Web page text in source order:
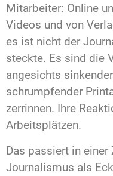
Mitarbeiter: Online
Videos und von
es ist nicht der
steckte. Es sind die
angesichts
schrumpfender
zerrinnen. Ihre
Arbeitsplätzen.
Das passiert in
Journalismus als